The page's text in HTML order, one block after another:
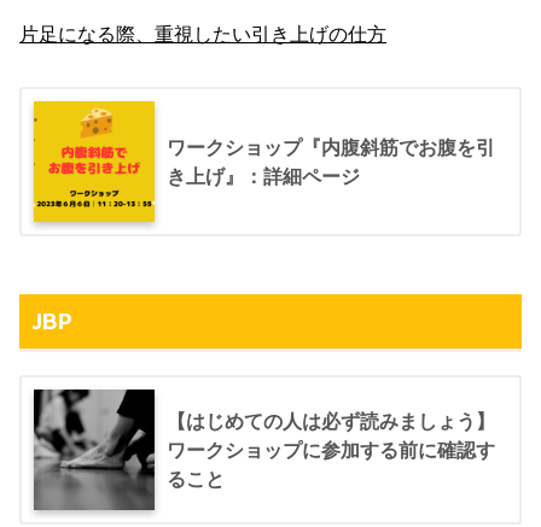
片足になる際、重視したい引き上げの仕方
ワークショップ『内腹斜筋でお腹を引
き上げ』：詳細ページ
JBP
【はじめての人は必ず読みましょう】
ワークショップに参加する前に確認す
ること